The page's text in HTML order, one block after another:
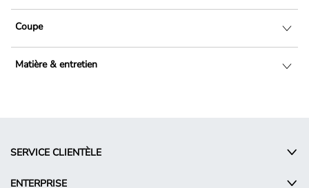
Coupe
Matière & entretien
SERVICE CLIENTÈLE
ENTERPRISE